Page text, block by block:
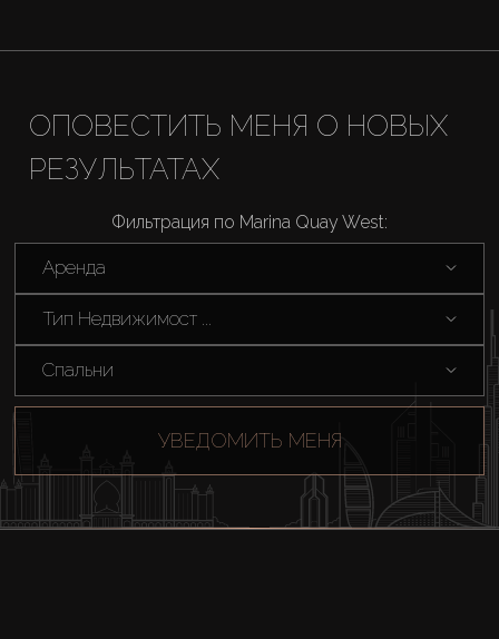
ОПОВЕСТИТЬ МЕНЯ О НОВЫХ
РЕЗУЛЬТАТАХ
Фильтрация по Marina Quay West:
Аренда
Тип Недвижимост ...
Спальни
УВЕДОМИТЬ МЕНЯ